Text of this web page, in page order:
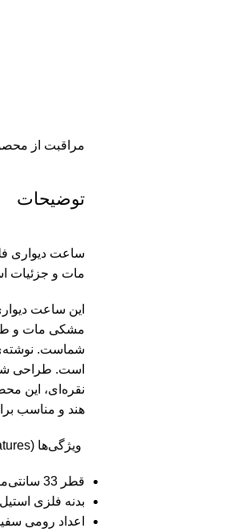
مراقبت از
توضیحات
ساعت دیواری
مات و جزئیات
مشکی مات و
است. طراحی
نقره‌ای، این
هند و مناسب
ویژگی‌ها (Features):
قطر 33 سانتی‌متر
بدنه فلزی
اعداد رومی